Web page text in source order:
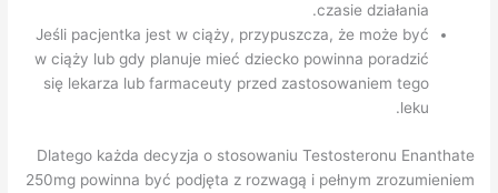
czasie działania.
Jeśli pacjentka jest w ciąży, przypuszcza, że może być
w ciąży lub gdy planuje mieć dziecko powinna poradzić
się lekarza lub farmaceuty przed zastosowaniem tego
leku.
Dlatego każda decyzja o stosowaniu Testosteronu Enanthate
250mg powinna być podjęta z rozwagą i pełnym zrozumieniem